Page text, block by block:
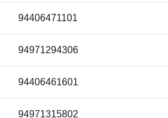
94406471101
94971294306
94406461601
94971315802